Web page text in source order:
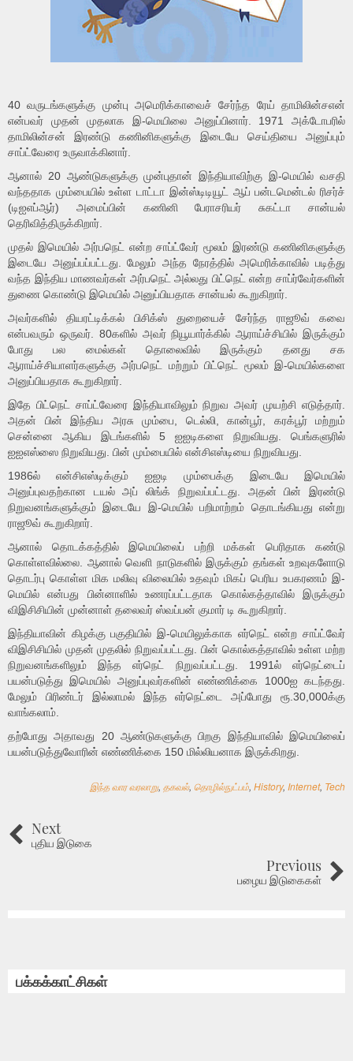
40 வருடங்களுக்கு முன்பு அமெரிக்காவைச் சேர்ந்த ரேய் தாமிலின்சஎன்
என்பவர் முதன் முதலாக இ-மெயிலை அனுப்பினார். 1971 அக்டோபரில்
தாமிலின்சன் இரண்டு கணினிகளுக்கு இடையே செய்தியை அனுப்பும்
சாப்ட்வேரை உருவாக்கினார்.
ஆனால் 20 ஆண்டுகளுக்கு முன்புதான் இந்தியாவிற்கு இ-மெயில் வசதி
வந்ததாக மும்பையில் உள்ள டாட்டா இன்ஸ்டிடியூட் ஆப் பன்டமென்டல் ரிசர்ச்
(டிஐஎப்ஆர்) அமைப்பின் கணினி பேராசரியர் சுகட்டா சான்யல்
தெரிவித்திருக்கிறார்.
முதல் இமெயில் அர்பநெட் என்ற சாப்ட்வேர் மூலம் இரண்டு கணினிகளுக்கு
இடையே அனுப்பப்பட்டது. மேலும் அந்த நேரத்தில் அமெரிக்காவில் படித்து
வந்த இந்திய மாணவர்கள் அர்பநெட் அல்லது பிட்நெட் என்ற சாப்ர்வேர்களின்
துணை கொண்டு இமெயில் அனுப்பியதாக சான்யல் கூறுகிறார்.
அவர்களில் தியரட்டிக்கல் பிசிக்ஸ் துறையைச் சேர்ந்த ராஜூவ் கவை
என்பவரும் ஒருவர். 80களில் அவர் நியூயார்க்கில் ஆராய்ச்சியில் இருக்கும்
போது பல மைல்கள் தொலைவில் இருக்கும் தனது சக
ஆராய்ச்சியாளர்களுக்கு அர்பநெட் மற்றும் பிட்நெட் மூலம் இ-மெயில்களை
அனுப்பியதாக கூறுகிறார்.
இதே பிட்நெட் சாப்ட்வேரை இந்தியாவிலும் நிறுவ அவர் முயற்சி எடுத்தார்.
அதன் பின் இந்திய அரசு மும்பை, டெல்லி, கான்பூர், கரக்பூர் மற்றும்
சென்னை ஆகிய இடங்களில் 5 ஐஐடிகளை நிறுவியது. பெங்களுரில்
ஐஐஎஸ்ஸை நிறுவியது. பின் மும்பையில் என்சிஎஸ்டியை நிறுவியது.
1986ல் என்சிஎஸ்டிக்கும் ஐஐடி மும்பைக்கு இடையே இமெயில்
அனுப்புவதற்கான டயல் அப் லிங்க் நிறுவப்பட்டது. அதன் பின் இரண்டு
நிறுவனங்களுக்கும் இடையே இ-மெயில் பறிமாற்றம் தொடங்கியது என்று
ராஜூவ் கூறுகிறார்.
ஆனால் தொடக்கத்தில் இமெயிலைப் பற்றி மக்கள் பெரிதாக கண்டு
கொள்ளவில்லை. ஆனால் வெளி நாடுகளில் இருக்கும் தங்கள் உறவுகளோடு
தொடர்பு கொள்ள மிக மலிவு விலையில் உதவும் மிகப் பெரிய உபகரணம் இ-
மெயில் என்பது பின்னாளில் உணரப்பட்டதாக கொல்கத்தாவில் இருக்கும்
விஇசிசியின் முன்னாள் தலைவர் ஸ்வப்பன் குமார் டி கூறுகிறார்.
இந்தியாவின் கிழக்கு பகுதியில் இ-மெயிலுக்காக எர்நெட் என்ற சாப்ட்வேர்
விஇசிசியில் முதன் முதலில் நிறுவப்பட்டது. பின் கொல்கத்தாவில் உள்ள மற்ற
நிறுவனங்களிலும் இந்த எர்நெட் நிறுவப்பட்டது. 1991ல் எர்நெட்டைப்
பயன்படுத்து இமெயில் அனுப்புவர்களின் எண்ணிக்கை 1000ஐ கடந்தது.
மேலும் பிரிண்டர் இல்லாமல் இந்த எர்நெட்டை அப்போது ரூ.30,000க்கு
வாங்கலாம்.
தற்போது அதாவது 20 ஆண்டுகளுக்கு பிறகு இந்தியாவில் இமெயிலைப்
பயன்படுத்துவோரின் எண்ணிக்கை 150 மில்லியனாக இருக்கிறது.
இந்த வார வரலாறு, தகவல், தொழில்நுட்பம், History, Internet, Tech
Next
புதிய இடுகை
Previous
பழைய இடுகைகள்
பக்கக்காட்சிகள்